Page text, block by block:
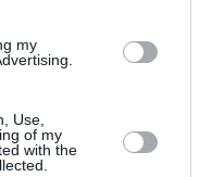
my
Use,
of my
with the
A FEBBRAIO
serve solo